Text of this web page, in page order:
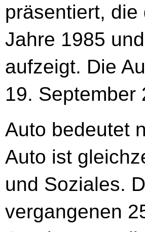
präsentiert,
Jahre 1985
aufzeigt. Die
19. September
Auto bedeutet
Auto ist
und Soziales.
vergangenen